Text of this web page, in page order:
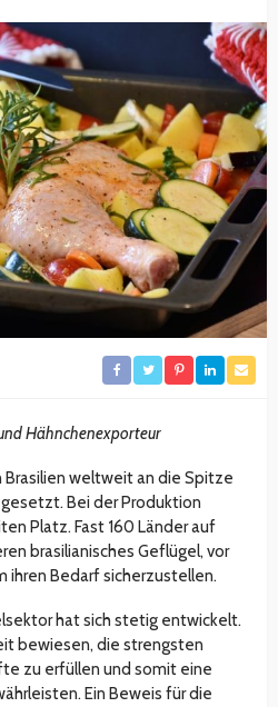
Hähnchenexporteur
Brasilien weltweit an die Spitze
Bei der Produktion
Platz. Fast 160 Länder auf
brasilianisches Geflügel, vor
ihren Bedarf sicherzustellen.
hat sich stetig entwickelt.
bewiesen, die strengsten
zu erfüllen und somit eine
Ein Beweis für die